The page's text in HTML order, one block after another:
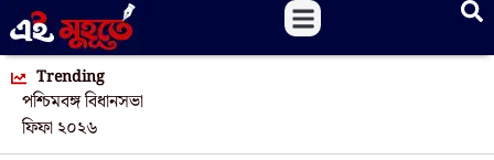
Trending
পশ্চিমবঙ্গ বিধানসভা
ফিফা ২০২৬